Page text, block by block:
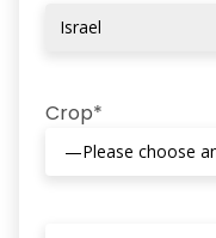
Crop*